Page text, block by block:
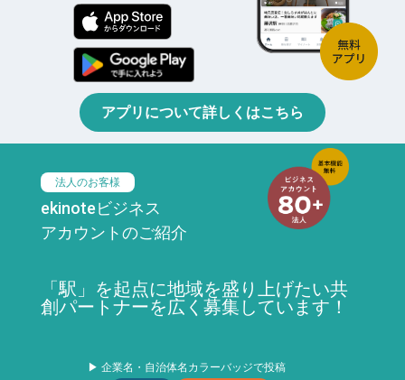
アプリについて詳しくはこちら
法人のお客様
ekinoteビジネス
アカウントのご紹介
「駅」を起点に地域を盛り上げたい共
創パートナーを広く募集しています！
▶ 企業名・自治体名カラーバッジで投稿